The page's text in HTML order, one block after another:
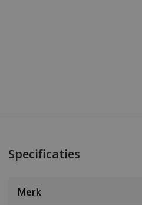
Specificaties
Merk